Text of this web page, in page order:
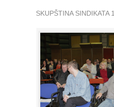
SKUPŠTINA SINDIKATA